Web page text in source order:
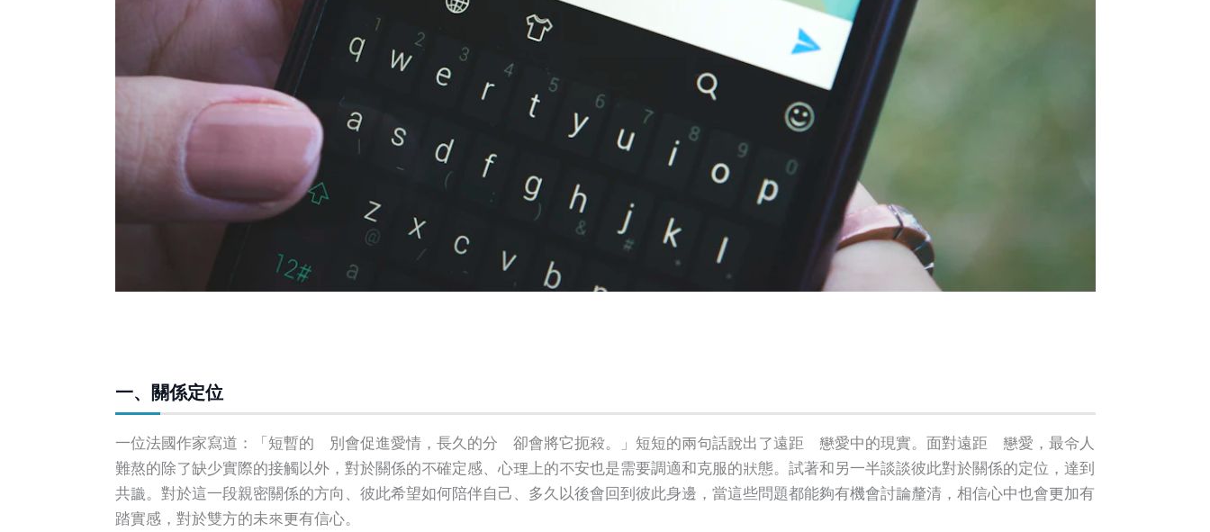
一、關係定位
一位法國作家寫道：「短暫的離別會促進愛情，長久的分離卻會將它扼殺。」短短的兩句話說出了遠距離戀愛中的現實。面對遠距離戀愛，最令人
難熬的除了缺少實際的接觸以外，對於關係的不確定感、心理上的不安也是需要調適和克服的狀態。試著和另一半談談彼此對於關係的定位，達到
共識。對於這一段親密關係的方向、彼此希望如何陪伴自己、多久以後會回到彼此身邊，當這些問題都能夠有機會討論釐清，相信心中也會更加有
踏實感，對於雙方的未來更有信心。